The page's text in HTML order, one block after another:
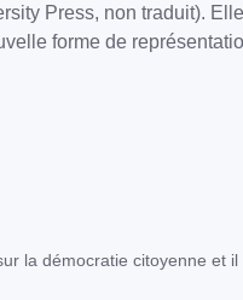
Press, non traduit).
forme de
la démocratie citoyenne et il